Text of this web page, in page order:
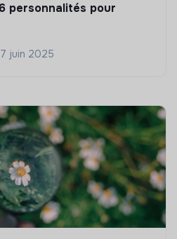
personnalités pour
juin 2025